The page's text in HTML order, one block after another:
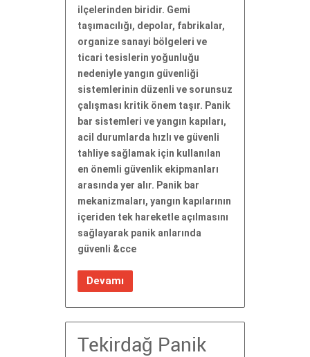
ilçelerinden biridir. Gemi
taşımacılığı, depolar, fabrikalar,
organize sanayi bölgeleri ve
ticari tesislerin yoğunluğu
nedeniyle yangın güvenliği
sistemlerinin düzenli ve sorunsuz
çalışması kritik önem taşır. Panik
bar sistemleri ve yangın kapıları,
acil durumlarda hızlı ve güvenli
tahliye sağlamak için kullanılan
en önemli güvenlik ekipmanları
arasında yer alır. Panik bar
mekanizmaları, yangın kapılarının
içeriden tek hareketle açılmasını
sağlayarak panik anlarında
güvenli &cce
Devamı
Tekirdağ Panik